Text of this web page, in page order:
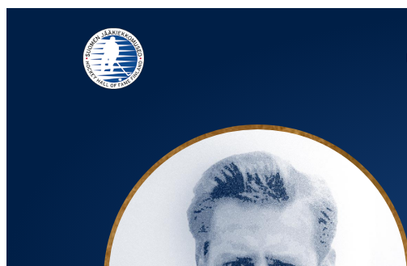
Jääkiekkomuseo – Hockey Hall of Fame Finland